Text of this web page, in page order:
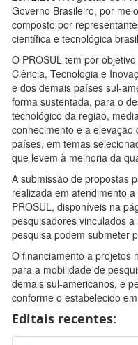
Governo Brasileiro, por
composto por
científica e tecnológica
O PROSUL tem por
Ciência, Tecnologia e
e dos demais países sul-
forma sustentada, para o
tecnológico da região,
conhecimento e a
países, em temas
que levem à melhoria da
A submissão de propostas
realizada em atendimento
PROSUL, disponíveis na
pesquisadores vinculados
pesquisa podem submeter
O financiamento a projetos
para a mobilidade de
demais sul-americanos, e
conforme o estabelecido
Editais recentes: